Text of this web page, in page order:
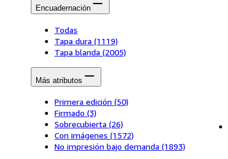
Encuadernación
Todas
Tapa dura (1119)
Tapa blanda (2005)
Más atributos
Primera edición (50)
Firmado (3)
Sobrecubierta (26)
Con imágenes (1572)
No impresión bajo demanda (1893)